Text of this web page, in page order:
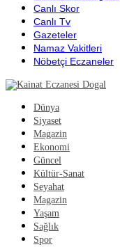
Canlı Skor
Canlı Tv
Gazeteler
Namaz Vakitleri
Nöbetçi Eczaneler
Dünya
Siyaset
Magazin
Ekonomi
Güncel
Kültür-Sanat
Seyahat
Magazin
Yaşam
Sağlık
Spor